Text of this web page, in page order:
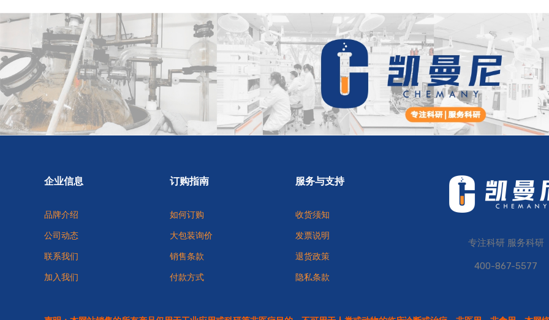
企业信息
品牌介绍
公司动态
联系我们
加入我们
订购指南
如何订购
大包装询价
销售条款
付款方式
服务与支持
收货须知
发票说明
退货政策
隐私条款
专注科研 服务科研
400-867-5577